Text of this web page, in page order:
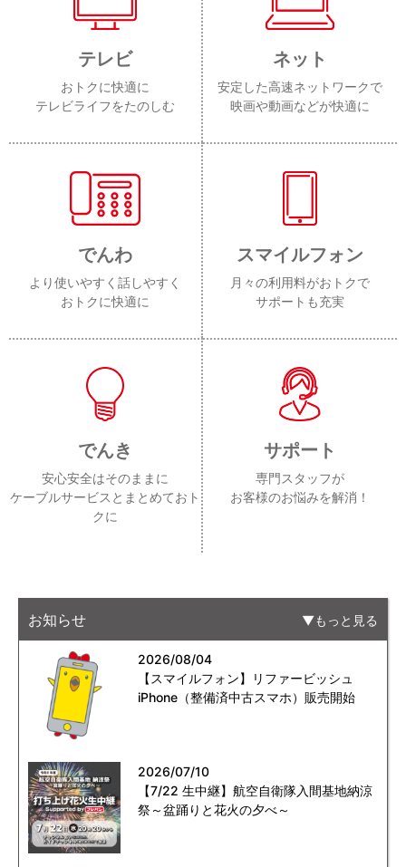
テレビ
おトクに快適に
テレビライフをたのしむ
ネット
安定した高速ネットワークで
映画や動画などが快適に
でんわ
より使いやすく話しやすく
おトクに快適に
スマイルフォン
月々の利用料がおトクで
サポートも充実
でんき
安心安全はそのままに
ケーブルサービスとまとめておト
クに
サポート
専門スタッフが
お客様のお悩みを解消！
お知らせ もっと見る
2026/08/04
【スマイルフォン】リファービッシュ
iPhone（整備済中古スマホ）販売開始
2026/07/10
【7/22 生中継】航空自衛隊入間基地納涼
祭～盆踊りと花火の夕べ～